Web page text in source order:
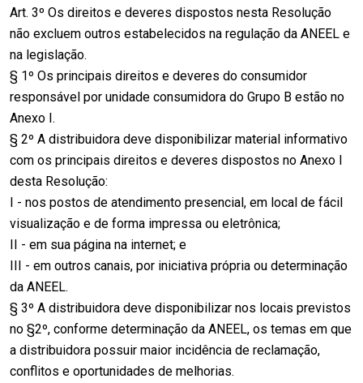
Art. 3º Os direitos e deveres dispostos nesta Resolução
não excluem outros estabelecidos na regulação da ANEEL e
na legislação.
§ 1º Os principais direitos e deveres do consumidor
responsável por unidade consumidora do Grupo B estão no
Anexo I.
§ 2º A distribuidora deve disponibilizar material informativo
com os principais direitos e deveres dispostos no Anexo I
desta Resolução:
I - nos postos de atendimento presencial, em local de fácil
visualização e de forma impressa ou eletrônica;
II - em sua página na internet; e
III - em outros canais, por iniciativa própria ou determinação
da ANEEL.
§ 3º A distribuidora deve disponibilizar nos locais previstos
no §2º, conforme determinação da ANEEL, os temas em que
a distribuidora possuir maior incidência de reclamação,
conflitos e oportunidades de melhorias.